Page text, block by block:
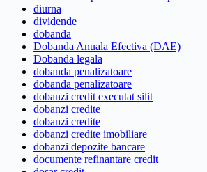
diurna
dividende
dobanda
Dobanda Anuala Efectiva (DAE)
Dobanda legala
dobanda penalizatoare
dobanda penalizatoare
dobanzi credit executat silit
dobanzi credite
dobanzi credite
dobanzi credite imobiliare
dobanzi depozite bancare
documente refinantare credit